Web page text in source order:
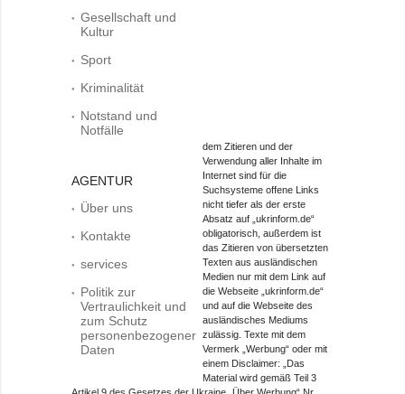
Gesellschaft und
Kultur
Sport
Kriminalität
Notstand und
Notfälle
AGENTUR
Über uns
Kontakte
services
Politik zur
Vertraulichkeit und
zum Schutz
personenbezogener
Daten
dem Zitieren und der
Verwendung aller Inhalte im
Internet sind für die
Suchsysteme offene Links
nicht tiefer als der erste
Absatz auf „ukrinform.de“
obligatorisch, außerdem ist
das Zitieren von übersetzten
Texten aus ausländischen
Medien nur mit dem Link auf
die Webseite „ukrinform.de“
und auf die Webseite des
ausländisches Mediums
zulässig. Texte mit dem
Vermerk „Werbung“ oder mit
einem Disclaimer: „Das
Material wird gemäß Teil 3